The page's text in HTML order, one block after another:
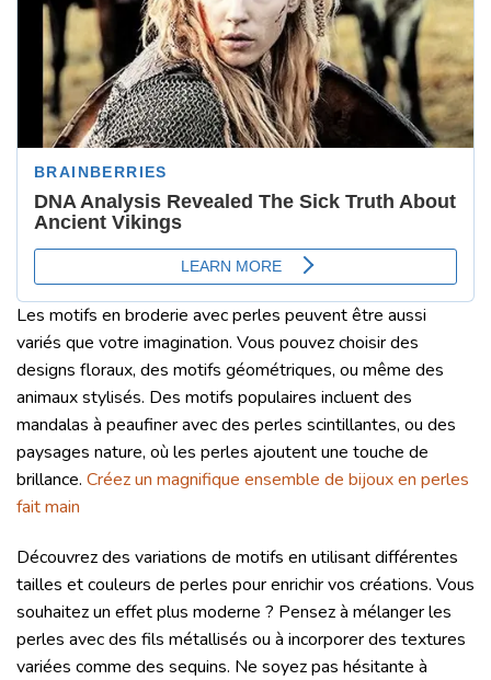
Les motifs en broderie avec perles peuvent être aussi
variés que votre imagination. Vous pouvez choisir des
designs floraux, des motifs géométriques, ou même des
animaux stylisés. Des motifs populaires incluent des
mandalas à peaufiner avec des perles scintillantes, ou des
paysages nature, où les perles ajoutent une touche de
brillance. Créez un magnifique ensemble de bijoux en perles
fait main
Découvrez des variations de motifs en utilisant différentes
tailles et couleurs de perles pour enrichir vos créations. Vous
souhaitez un effet plus moderne ? Pensez à mélanger les
perles avec des fils métallisés ou à incorporer des textures
variées comme des sequins. Ne soyez pas hésitante à